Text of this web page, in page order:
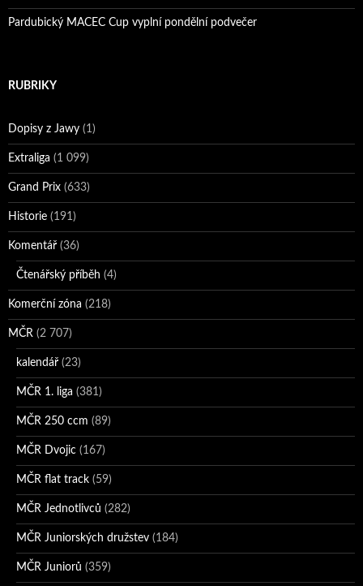
Pardubický MACEC Cup vyplní pondělní podvečer
RUBRIKY
Dopisy z Jawy (1)
Extraliga (1 099)
Grand Prix (633)
Historie (191)
Komentář (36)
Čtenářský příběh (4)
Komerční zóna (218)
MČR (2 707)
kalendář (23)
MČR 1. liga (381)
MČR 250 ccm (89)
MČR Dvojic (167)
MČR flat track (59)
MČR Jednotlivců (282)
MČR Juniorských družstev (184)
MČR Juniorů (359)